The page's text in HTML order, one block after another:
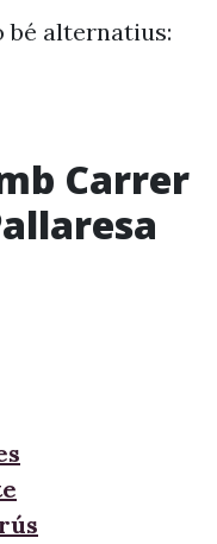
bé alternatius:
Carrer